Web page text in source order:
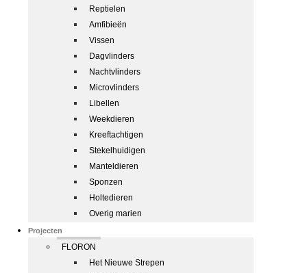
Reptielen
Amfibieën
Vissen
Dagvlinders
Nachtvlinders
Microvlinders
Libellen
Weekdieren
Kreeftachtigen
Stekelhuidigen
Manteldieren
Sponzen
Holtedieren
Overig marien
Projecten
FLORON
Het Nieuwe Strepen